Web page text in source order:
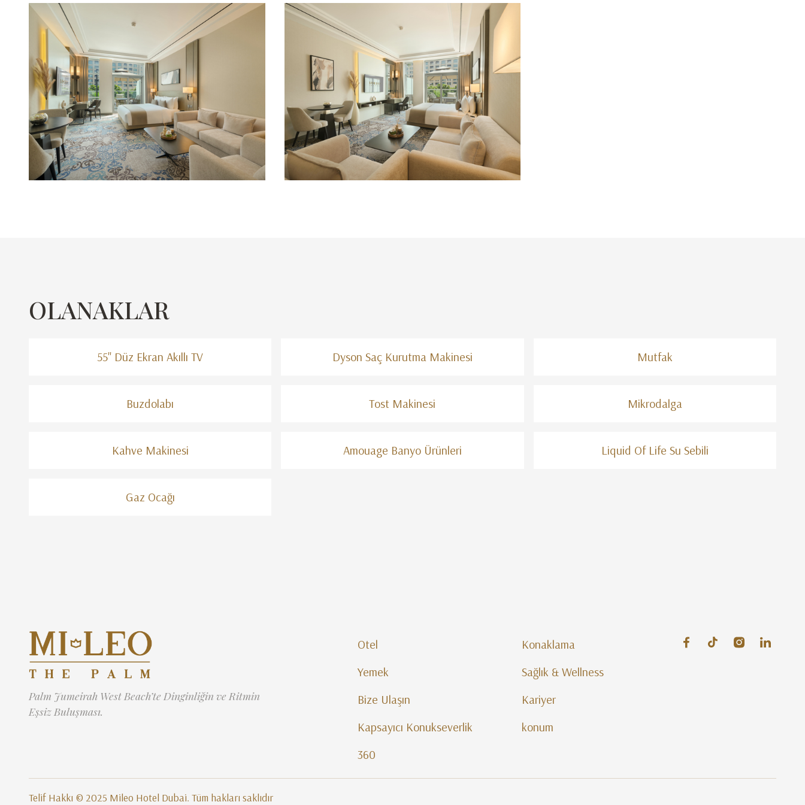
OLANAKLAR
55" Düz Ekran Akıllı TV Dyson Saç Kurutma Makinesi Mutfak
Buzdolabı Tost Makinesi Mikrodalga
Kahve Makinesi Amouage Banyo Ürünleri Liquid Of Life Su Sebili
Gaz Ocağı
Palm Jumeirah West Beach’te Dinginliğin ve Ritmin
Eşsiz Buluşması.
Otel
Konaklama
Yemek
Sağlık & Wellness
Bize Ulaşın
Kariyer
Kapsayıcı Konukseverlik
konum
360
Telif Hakkı © 2025 Mileo Hotel Dubai. Tüm hakları saklıdır